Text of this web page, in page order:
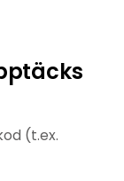
(t.ex.